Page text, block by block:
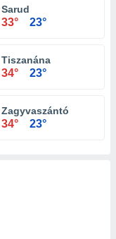
Sarud
33° 23°
Tiszanána
34° 23°
Zagyvaszántó
34° 23°